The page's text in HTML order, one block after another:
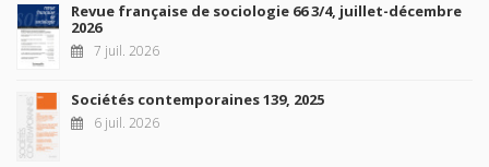
Revue française de sociologie 66 3/4, juillet-décembre
2026
7 juil. 2026
Sociétés contemporaines 139, 2025
6 juil. 2026